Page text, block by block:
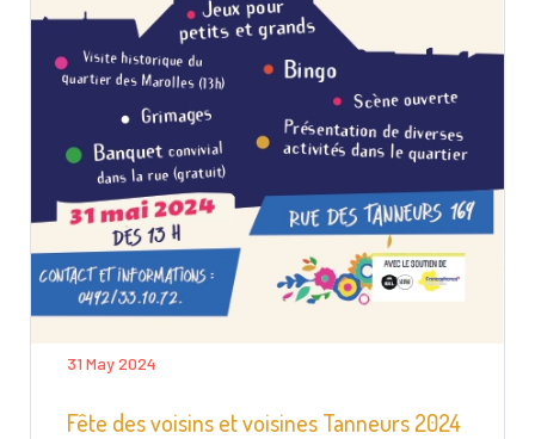
31 May 2024
Fête des voisins et voisines Tanneurs 2024